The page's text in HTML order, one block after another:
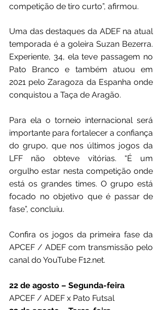
competição de tiro curto”, afirmou.
Uma das destaques da ADEF na atual
temporada é a goleira Suzan Bezerra.
Experiente, 34, ela teve passagem no
Pato Branco e também atuou em
2021 pelo Zaragoza da Espanha onde
conquistou a Taça de Aragão.
Para ela o torneio internacional será
importante para fortalecer a confiança
do grupo, que nos últimos jogos da
LFF não obteve vitórias. “É um
orgulho estar nesta competição onde
está os grandes times. O grupo está
focado no objetivo que é passar de
fase”, concluiu.
Confira os jogos da primeira fase da
APCEF / ADEF com transmissão pelo
canal do YouTube F12.net.
22 de agosto – Segunda-feira
APCEF / ADEF x Pato Futsal